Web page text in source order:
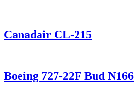
Canadair CL-215
Boeing 727-22F Bud